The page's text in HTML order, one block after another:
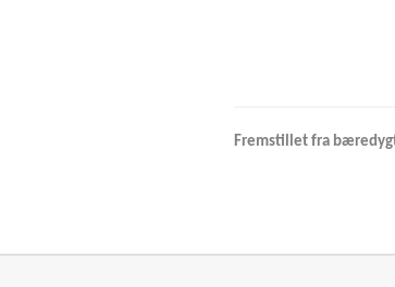
Fremstillet fra